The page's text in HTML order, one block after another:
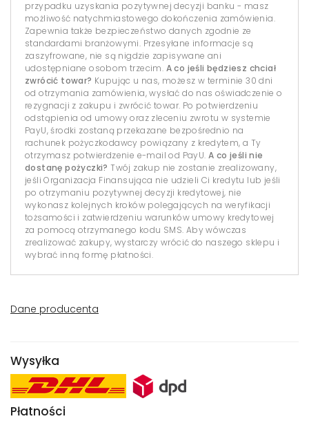
przypadku uzyskania pozytywnej decyzji banku - masz
możliwość natychmiastowego dokończenia zamówienia.
Zapewnia także bezpieczeństwo danych zgodnie ze
standardami branżowymi. Przesyłane informacje są
zaszyfrowane, nie są nigdzie zapisywane ani
udostępniane osobom trzecim. A co jeśli będziesz chciał
zwrócić towar? Kupując u nas, możesz w terminie 30 dni
od otrzymania zamówienia, wysłać do nas oświadczenie o
rezygnacji z zakupu i zwrócić towar. Po potwierdzeniu
odstąpienia od umowy oraz zleceniu zwrotu w systemie
PayU, środki zostaną przekazane bezpośrednio na
rachunek pożyczkodawcy powiązany z kredytem, a Ty
otrzymasz potwierdzenie e-mail od PayU. A co jeśli nie
dostanę pożyczki? Twój zakup nie zostanie zrealizowany,
jeśli Organizacja Finansująca nie udzieli Ci kredytu lub jeśli
po otrzymaniu pozytywnej decyzji kredytowej, nie
wykonasz kolejnych kroków polegających na weryfikacji
tożsamości i zatwierdzeniu warunków umowy kredytowej
za pomocą otrzymanego kodu SMS. Aby wówczas
zrealizować zakupy, wystarczy wrócić do naszego sklepu i
wybrać inną formę płatności.
Dane producenta
Wysyłka
Płatności